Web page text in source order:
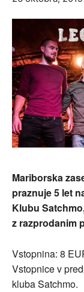
Mariborska
praznuje 5 let
Klubu
z razprodanim
Vstopnina: 8
Vstopnice v
kluba Satchmo.